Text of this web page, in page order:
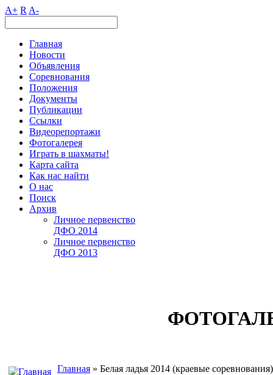
A+ R A-
Главная
Новости
Объявления
Соревнования
Положения
Документы
Публикации
Ссылки
Видеорепортажи
Фотогалерея
Играть в шахматы!
Карта сайта
Как нас найти
О нас
Поиск
Архив
Личное первенство
ДФО 2014
Личное первенство
ДФО 2013
Главная » Белая ладья 2014 (краевые соревнования)